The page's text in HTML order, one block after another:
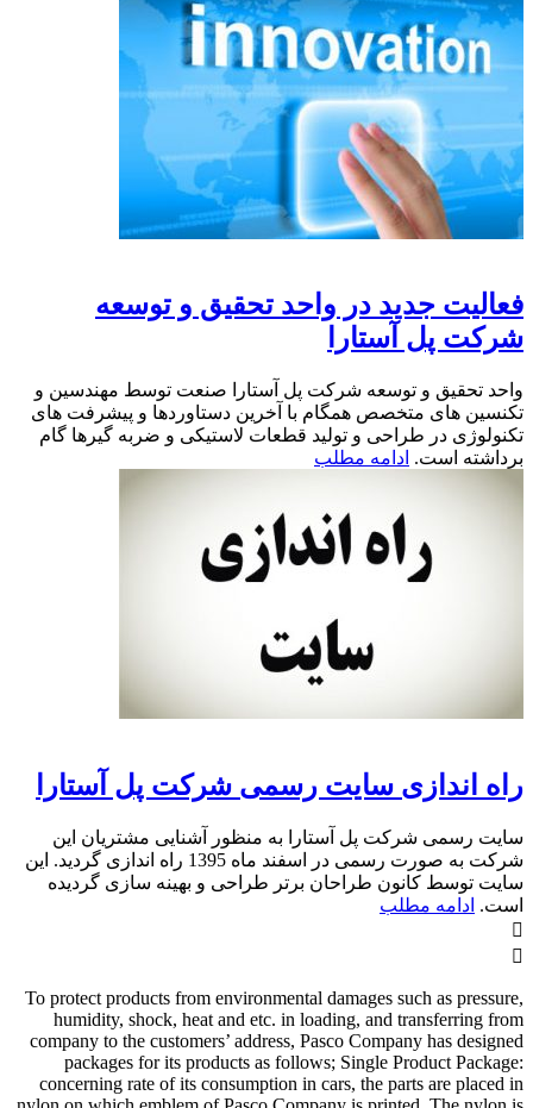
در واحد تحقیق و توسعه
شرکت پل آستارا صنعت توسط مهندسین و
همگام با آخرین دستاوردها و پیشرفت های
و تولید قطعات لاستیکی و ضربه گیرها گام
مطلب
سایت رسمی شرکت پل آستارا
آستارا به منظور آشنایی مشتریان این
شرکت به صورت رسمی در اسفند ماه 1395 راه اندازی گردید. این
برتر طراحی و بهینه سازی گردیده
To protect products from environmental
humidity, shock, heat and etc. in loading,
company to the customers’ address, Pasco
packages for its products as follows;
concerning rate of its consumption in cars,